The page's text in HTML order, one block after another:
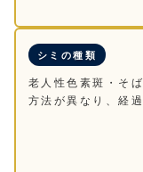
シミの種類
老人性色素斑・そ
方法が異なり、経